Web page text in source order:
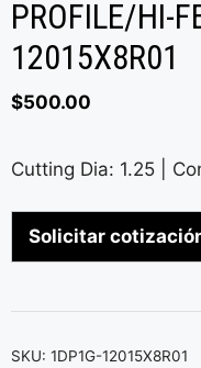
PROFILE/HI-
12015X8R01
$500.00
Cutting Dia: 1.25 |
Solicitar
SKU: 1DP1G-12015X8R01